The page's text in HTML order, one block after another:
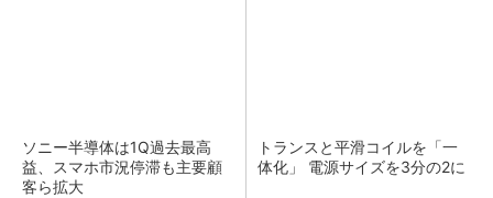
ソニー半導体は1Q過去最高
益、スマホ市況停滞も主要顧
客ら拡大
トランスと平滑コイルを「一
体化」 電源サイズを3分の2に